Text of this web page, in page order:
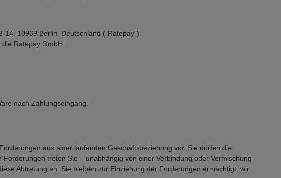
10969 Berlin, Deutschland („Ratepay“).
Ratepay GmbH.
nach Zahlungseingang.
aus einer laufenden Geschäftsbeziehung vor. Sie dürfen die
treten Sie – unabhängig von einer Verbindung oder Vermischung
Abtretung an. Sie bleiben zur Einziehung der Forderungen ermächtigt, wir